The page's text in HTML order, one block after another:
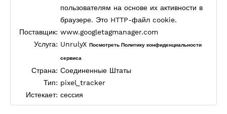
пользователям на основе их активности в
браузере. Это HTTP-файл cookie.
Поставщик: www.googletagmanager.com
Услуга: UnrulyX Посмотреть Политику конфиденциальности
сервиса
Страна: Соединенные Штаты
Тип: pixel_tracker
Истекает: сессия